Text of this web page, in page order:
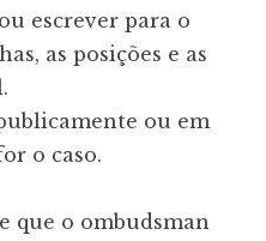
escrever para o
as posições e as
ou em
o caso.
que o ombudsman